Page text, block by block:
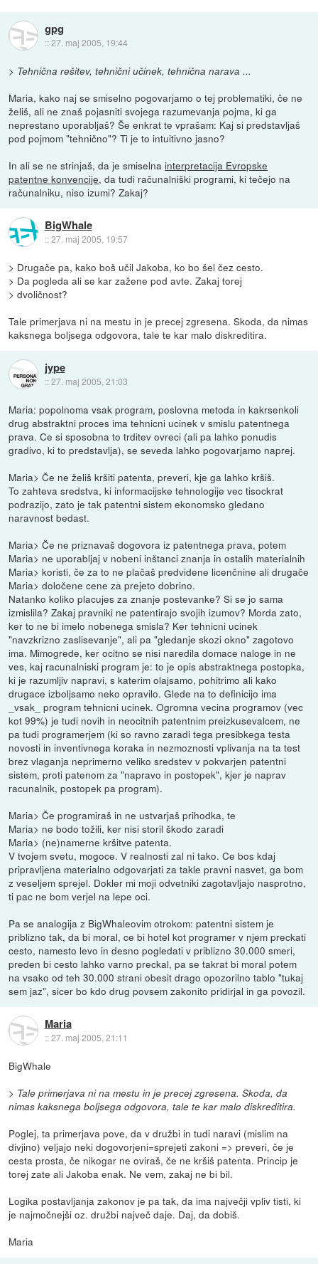
gpg
::27. maj 2005, 19:44
> Tehnična rešitev, tehnični učinek, tehnična narava ...
Maria, kako naj se smiselno pogovarjamo o tej problematiki, če ne
želiš, ali ne znaš pojasniti svojega razumevanja pojma, ki ga
neprestano uporabljaš? Še enkrat te vprašam: Kaj si predstavljaš
pod pojmom "tehnično"? Ti je to intuitivno jasno?
In ali se ne strinjaš, da je smiselnainterpretacija Evropske
patentne konvencije, da tudi računalniški programi, ki tečejo na
računalniku, niso izumi? Zakaj?
BigWhale
::27. maj 2005, 19:57
> Drugače pa, kako boš učil Jakoba, ko bo šel čez cesto.
> Da pogleda ali se kar zažene pod avte. Zakaj torej
> dvoličnost?
Tale primerjava ni na mestu in je precej zgresena. Skoda, da nimas
kaksnega boljsega odgovora, tale te kar malo diskreditira.
jype
::27. maj 2005, 21:03
Maria: popolnoma vsak program, poslovna metoda in kakrsenkoli
drug abstraktni proces ima tehnicni ucinek v smislu patentnega
prava. Ce si sposobna to trditev ovreci (ali pa lahko ponudis
gradivo, ki to predstavlja), se seveda lahko pogovarjamo naprej.
Maria> Če ne želiš kršiti patenta, preveri, kje ga lahko kršiš.
To zahteva sredstva, ki informacijske tehnologije vec tisockrat
podrazijo, zato je tak patentni sistem ekonomsko gledano
naravnost bedast.
Maria> Če ne priznavaš dogovora iz patentnega prava, potem
Maria> ne uporabljaj v nobeni inštanci znanja in ostalih materialnih
Maria> koristi, če za to ne plačaš predvidene licenčnine ali drugače
Maria> določene cene za prejeto dobrino.
Natanko koliko placujes za znanje postevanke? Si se jo sama
izmislila? Zakaj pravniki ne patentirajo svojih izumov? Morda zato,
ker to ne bi imelo nobenega smisla? Ker tehnicni ucinek
"navzkrizno zaslisevanje", ali pa "gledanje skozi okno" zagotovo
ima. Mimogrede, ker ocitno se nisi naredila domace naloge in ne
ves, kaj racunalniski program je: to je opis abstraktnega postopka,
ki je razumljiv napravi, s katerim olajsamo, pohitrimo ali kako
drugace izboljsamo neko opravilo. Glede na to definicijo ima
_vsak_ program tehnicni ucinek. Ogromna vecina programov (vec
kot 99%) je tudi novih in neocitnih patentnim preizkusevalcem, ne
pa tudi programerjem (ki so ravno zaradi tega presibkega testa
novosti in inventivnega koraka in nezmoznosti vplivanja na ta test
brez vlaganja neprimerno veliko sredstev v pokvarjen patentni
sistem, proti patenom za "napravo in postopek", kjer je naprav
racunalnik, postopek pa program).
Maria> Če programiraš in ne ustvarjaš prihodka, te
Maria> ne bodo tožili, ker nisi storil škodo zaradi
Maria> (ne)namerne kršitve patenta.
V tvojem svetu, mogoce. V realnosti zal ni tako. Ce bos kdaj
pripravljena materialno odgovarjati za takle pravni nasvet, ga bom
z veseljem sprejel. Dokler mi moji odvetniki zagotavljajo nasprotno,
ti pac ne bom verjel na lepe oci.
Pa se analogija z BigWhaleovim otrokom: patentni sistem je
priblizno tak, da bi moral, ce bi hotel kot programer v njem preckati
cesto, namesto levo in desno pogledati v priblizno 30.000 smeri,
preden bi cesto lahko varno preckal, pa se takrat bi moral potem
na vsako od teh 30.000 strani obesit drago opozorilno tablo "tukaj
sem jaz", sicer bo kdo drug povsem zakonito pridirjal in ga povozil.
Maria
::27. maj 2005, 21:11
BigWhale
> Tale primerjava ni na mestu in je precej zgresena. Skoda, da
nimas kaksnega boljsega odgovora, tale te kar malo diskreditira.
Poglej, ta primerjava pove, da v družbi in tudi naravi (mislim na
divjino) veljajo neki dogovorjeni=sprejeti zakoni => preveri, če je
cesta prosta, če nikogar ne oviraš, če ne kršiš patenta. Princip je
torej zate ali Jakoba enak. Ne vem, zakaj ne bi bil.
Logika postavljanja zakonov je pa tak, da ima največji vpliv tisti, ki
je najmočnejši oz. družbi največ daje. Daj, da dobiš.
Maria